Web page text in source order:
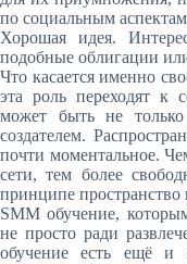
по социальным
Хорошая идея.
подобные облигации
Что касается именно
эта роль переходят к
может быть не
создателем.
почти моментальное.
сети, тем более
принципе пространство
SMM обучение,
не просто ради
обучение есть ещё и